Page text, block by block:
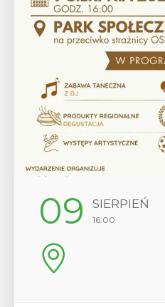
12 SIERPIEŃ
17:00